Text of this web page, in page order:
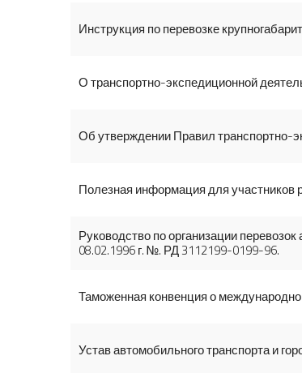
Инструкция по перевозке
О транспортно-экспедиционной
Об утверждении Правил транспортно-
Полезная информация для участников
Руководство по организации
08.02.1996 г. №. РД 3112199-0199-96.
Таможенная конвенция о
Устав автомобильного транспорта и